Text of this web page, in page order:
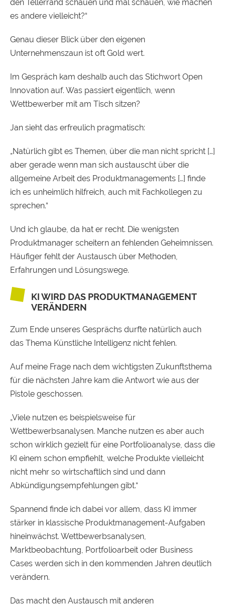
den Tellerrand schauen und mal schauen, wie machen
es andere vielleicht?“
Genau dieser Blick über den eigenen
Unternehmenszaun ist oft Gold wert.
Im Gespräch kam deshalb auch das Stichwort Open
Innovation auf. Was passiert eigentlich, wenn
Wettbewerber mit am Tisch sitzen?
Jan sieht das erfreulich pragmatisch:
„Natürlich gibt es Themen, über die man nicht spricht […]
aber gerade wenn man sich austauscht über die
allgemeine Arbeit des Produktmanagements […] finde
ich es unheimlich hilfreich, auch mit Fachkollegen zu
sprechen.“
Und ich glaube, da hat er recht. Die wenigsten
Produktmanager scheitern an fehlenden Geheimnissen.
Häufiger fehlt der Austausch über Methoden,
Erfahrungen und Lösungswege.
KI WIRD DAS PRODUKTMANAGEMENT
VERÄNDERN
Zum Ende unseres Gesprächs durfte natürlich auch
das Thema Künstliche Intelligenz nicht fehlen.
Auf meine Frage nach dem wichtigsten Zukunftsthema
für die nächsten Jahre kam die Antwort wie aus der
Pistole geschossen.
„Viele nutzen es beispielsweise für
Wettbewerbsanalysen. Manche nutzen es aber auch
schon wirklich gezielt für eine Portfolioanalyse, dass die
KI einem schon empfiehlt, welche Produkte vielleicht
nicht mehr so wirtschaftlich sind und dann
Abkündigungsempfehlungen gibt.“
Spannend finde ich dabei vor allem, dass KI immer
stärker in klassische Produktmanagement-Aufgaben
hineinwächst. Wettbewerbsanalysen,
Marktbeobachtung, Portfolioarbeit oder Business
Cases werden sich in den kommenden Jahren deutlich
verändern.
Das macht den Austausch mit anderen